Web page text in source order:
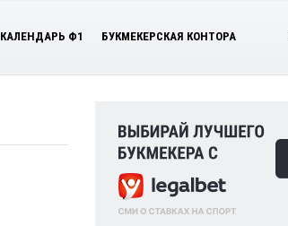
КАЛЕНДАРЬ Ф1 БУКМЕКЕРСКАЯ КОНТОРА